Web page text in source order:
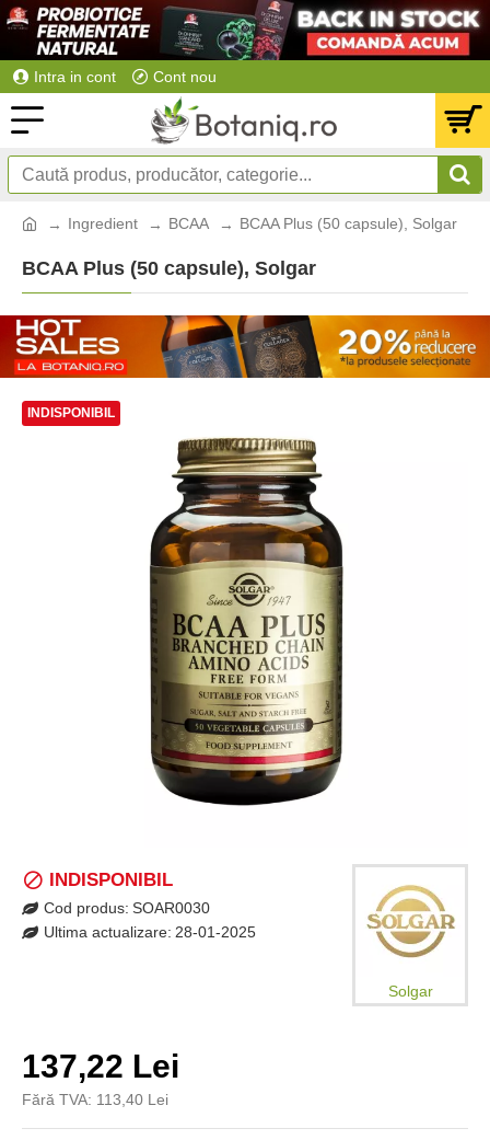
Intra in cont Cont nou
Ingredient BCAA BCAA Plus (50 capsule), Solgar
BCAA Plus (50 capsule), Solgar
INDISPONIBIL
137,22 Lei
Fără TVA: 113,40 Lei
INDISPONIBIL
Cod produs: SOAR0030
Ultima actualizare: 28-01-2025
Solgar